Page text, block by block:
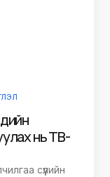
нь ТВ-
сүүлийн